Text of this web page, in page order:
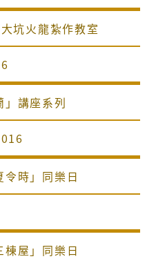
坑火龍紮作教室
」講座系列
令時」同樂日
棟屋」同樂日